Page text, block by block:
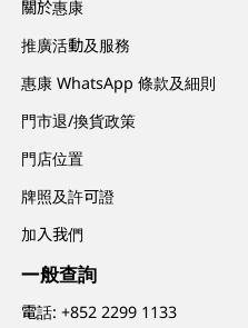
關於惠康
推廣活動及服務
惠康 WhatsApp 條款及細則
門市退/換貨政策
門店位置
牌照及許可證
加入我們
一般查詢
電話:+852 2299 1133